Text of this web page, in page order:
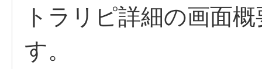
トラリピ詳細の画面
す。